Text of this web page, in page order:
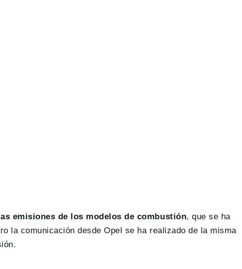
emisiones de los modelos de combustión, que se ha
la comunicación desde Opel se ha realizado de la misma